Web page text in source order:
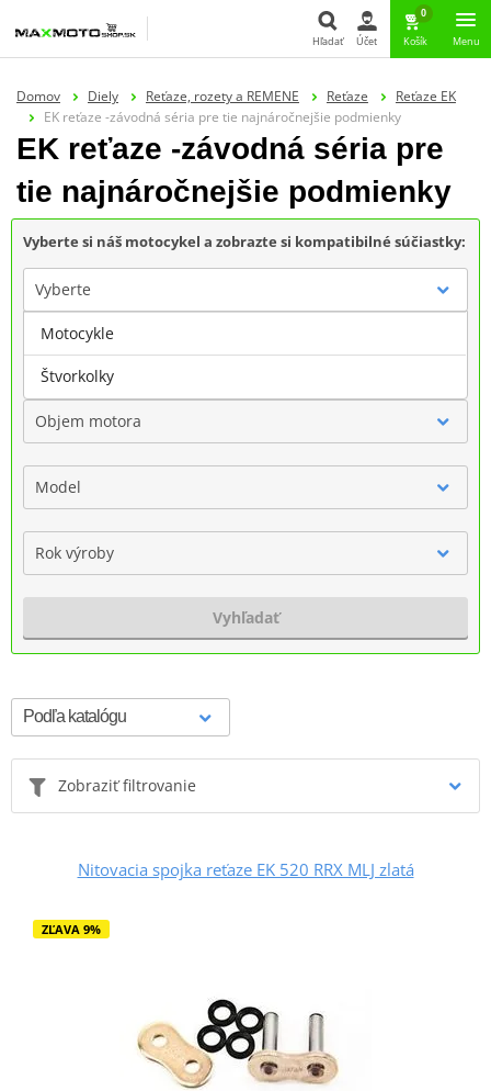
Hľadať
Hľadať Účet
0
Košík Menu
Domov Diely Reťaze, rozety a REMENE Reťaze
Reťaze EK
EK reťaze -závodná séria pre tie najnáročnejšie podmienky
EK reťaze -závodná séria pre
tie najnáročnejšie podmienky
Vyberte si náš motocykel a zobrazte si kompatibilné súčiastky:
Vyberte
Značka
Objem motora
Model
Rok výroby
Vyhľadať
Zobraziť filtrovanie
Nitovacia spojka reťaze EK 520 RRX MLJ zlatá
ZĽAVA 9%
Motocykle
Štvorkolky